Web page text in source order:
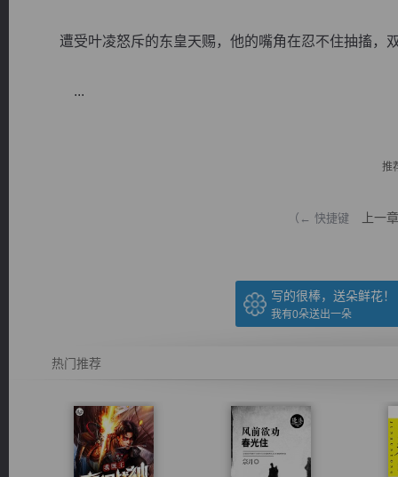
遭受叶凌怒斥的东皇天赐，他的嘴角在忍不住抽搐，
...
推
（← 快捷键 上一章
写的很棒，送朵鲜花！
我有0朵送出一朵
热门推荐